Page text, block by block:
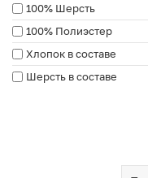
100% Шерсть
100% Полиэстер
Хлопок в составе
Шерсть в составе